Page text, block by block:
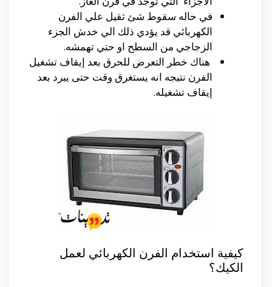
في حاله سقوط شئ ثقيل علي الفرن
الكهربائي قد يؤدي ذلك الي خدش الجزء
الزجاجي من السطح او حتي تهمشه.
هناك خطر التعرض للحرق بعد إيقاف تشغيل
الفرن نتيجه انه يستغرق وقت حتى يبرد بعد
إيقاف تشغيله.
كيفية استخدام الفرن الكهربائي لعمل
الكيك؟